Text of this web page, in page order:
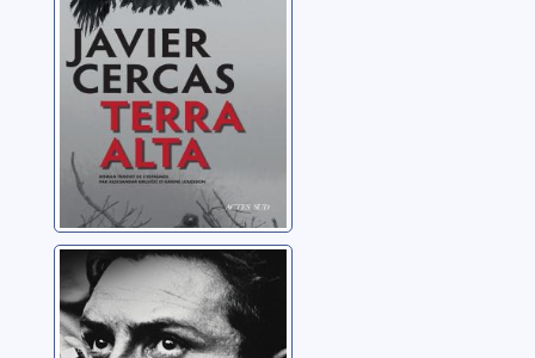
Les soldats de
Salamine
Cercas, Javier